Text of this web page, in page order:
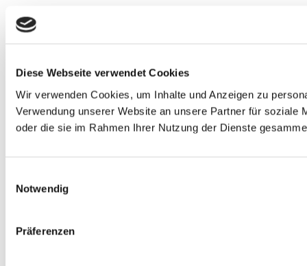
Diese Webseite verwendet Cookies
Wir verwenden Cookies, um Inhalte und Anzeigen zu
Verwendung unserer Website an unsere Partner für soziale
oder die sie im Rahmen Ihrer Nutzung der Dienste
Notwendig
Präferenzen